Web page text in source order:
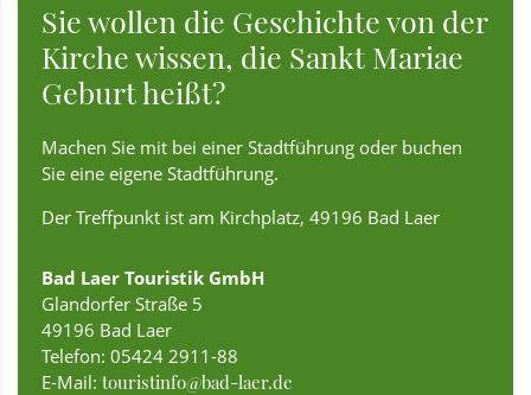
Sie wollen die Geschichte von der
Kirche wissen, die Sankt Mariae
Geburt heißt?
Machen Sie mit bei einer Stadtführung oder buchen
Sie eine eigene Stadtführung.
Der Treffpunkt ist am Kirchplatz, 49196 Bad Laer
Bad Laer Touristik GmbH
Glandorfer Straße 5
49196 Bad Laer
Telefon: 05424 2911-88
E-Mail: touristinfo@bad-laer.de